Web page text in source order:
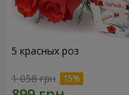
5 красных роз
1 058 грн